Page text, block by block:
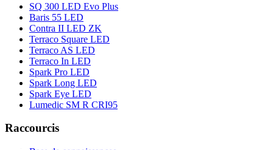
SQ 300 LED Evo Plus
Baris 55 LED
Contra II LED ZK
Terraco Square LED
Terraco AS LED
Terraco In LED
Spark Pro LED
Spark Long LED
Spark Eye LED
Lumedic SM R CRI95
Raccourcis